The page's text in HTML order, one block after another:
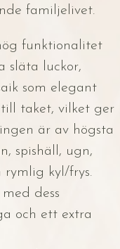
familjelivet.
funktionalitet
släta luckor,
som elegant
taket, vilket ger
är av högsta
spishäll, ugn,
rymlig kyl/frys.
dess
och ett extra